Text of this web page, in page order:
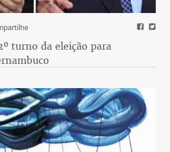
turno da eleição para